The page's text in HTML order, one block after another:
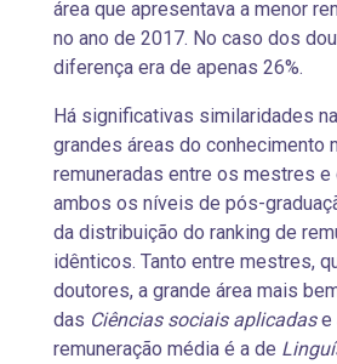
área que apresentava a menor
no ano de 2017. No caso dos
diferença era de apenas 26%.
Há significativas similaridades
grandes áreas do conhecimento
remuneradas entre os mestres e
ambos os níveis de pós-
da distribuição do ranking de
idênticos. Tanto entre mestres,
doutores, a grande área mais
das Ciências sociais aplicadase
remuneração média é a de